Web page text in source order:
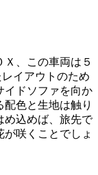
Ｘ、この車両は５
イアウトのため
イドソファを向か
色と生地は触り
め込めば、旅先で
咲くことでしょ